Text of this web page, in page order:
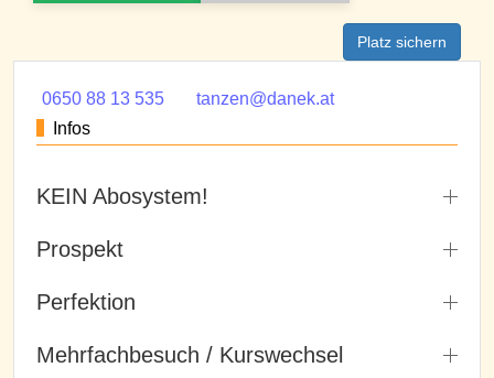
Platz sichern
0650 88 13 535
tanzen@danek.at
Infos
KEIN Abosystem!
Prospekt
Perfektion
Mehrfachbesuch / Kurswechsel